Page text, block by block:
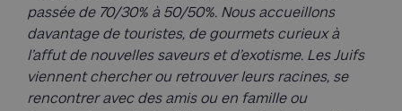
passée de 70/30% à 50/50%. Nous accueillons
davantage de touristes, de gourmets curieux à
l’affut de nouvelles saveurs et d’exotisme. Les Juifs
viennent chercher ou retrouver leurs racines, se
rencontrer avec des amis ou en famille ou